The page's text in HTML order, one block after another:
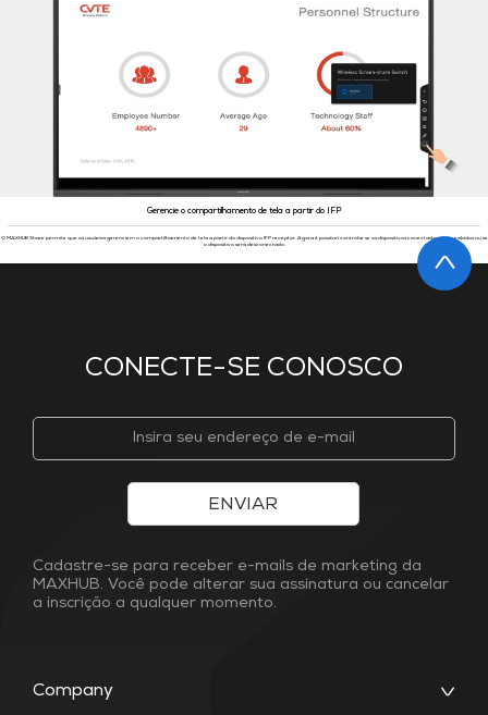
Gerencie o compartilhamento de tela a partir do IFP
O MAXHUB Share permite que os usuários gerenciem o compartilhamento de tela a partir do dispositivo IFP receptor. Agora é possível controlar se os dispositivos conectados serão exibidos ou se
o dispositivo será desconectado.
CONECTE-SE CONOSCO
Company
ENVIAR
Cadastre-se para receber e-mails de marketing da
MAXHUB. Você pode alterar sua assinatura ou cancelar
a inscrição a qualquer momento.